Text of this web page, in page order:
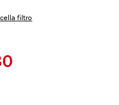
Estate
filtro